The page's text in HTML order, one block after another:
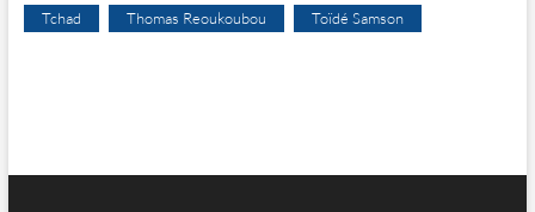
Tchad Thomas Reoukoubou Toïdé Samson